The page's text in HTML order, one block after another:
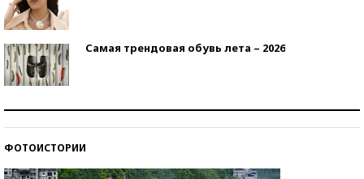
Самая трендовая обувь лета – 2026
ФОТОИСТОРИИ